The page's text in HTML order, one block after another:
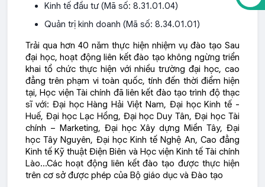
Kinh tế đầu tư (Mã số: 8.31.01.04)
Quản trị kinh doanh (Mã số: 8.34.01.01)
Trải qua hơn 40 năm thực hiện nhiệm vụ đào tạo Sau
đại học, hoạt động liên kết đào tạo không ngừng triển
khai tổ chức thực hiện với nhiều trường đại học, cao
đẳng trên phạm vi toàn quốc, tính đến thời điểm hiện
tại, Học viện Tài chính đã liên kết đào tạo trình độ thạc
sĩ với: Đại học Hàng Hải Việt Nam, Đại học Kinh tế -
Huế, Đại học Lạc Hồng, Đại học Duy Tân, Đại học Tài
chính – Marketing, Đại học Xây dựng Miền Tây, Đại
học Tây Nguyên, Đại học Kinh tế Nghệ An, Cao đẳng
Kinh tế Kỹ thuật Điện Biên và Học viện Kinh tế Tài chính
Lào…Các hoạt động liên kết đào tạo được thực hiện
trên cơ sở được phép của Bộ giáo dục và Đào tạo